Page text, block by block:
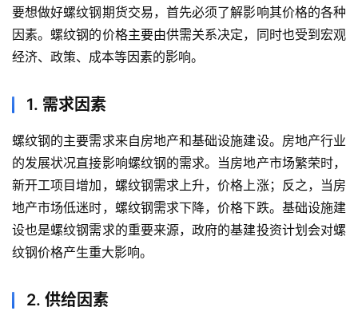
要想做好螺纹钢期货交易，首先必须了解影响其价格的各种
因素。螺纹钢的价格主要由供需关系决定，同时也受到宏观
经济、政策、成本等因素的影响。
1. 需求因素
螺纹钢的主要需求来自房地产和基础设施建设。房地产行业
的发展状况直接影响螺纹钢的需求。当房地产市场繁荣时，
新开工项目增加，螺纹钢需求上升，价格上涨；反之，当房
地产市场低迷时，螺纹钢需求下降，价格下跌。基础设施建
设也是螺纹钢需求的重要来源，政府的基建投资计划会对螺
纹钢价格产生重大影响。
2. 供给因素